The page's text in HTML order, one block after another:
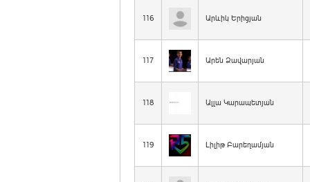
116 Արևիկ Երիցյան
117 Արեն Ձավարյան
118 Ալլա Կարապետյան
119 Լիլիթ Բարեղամյան